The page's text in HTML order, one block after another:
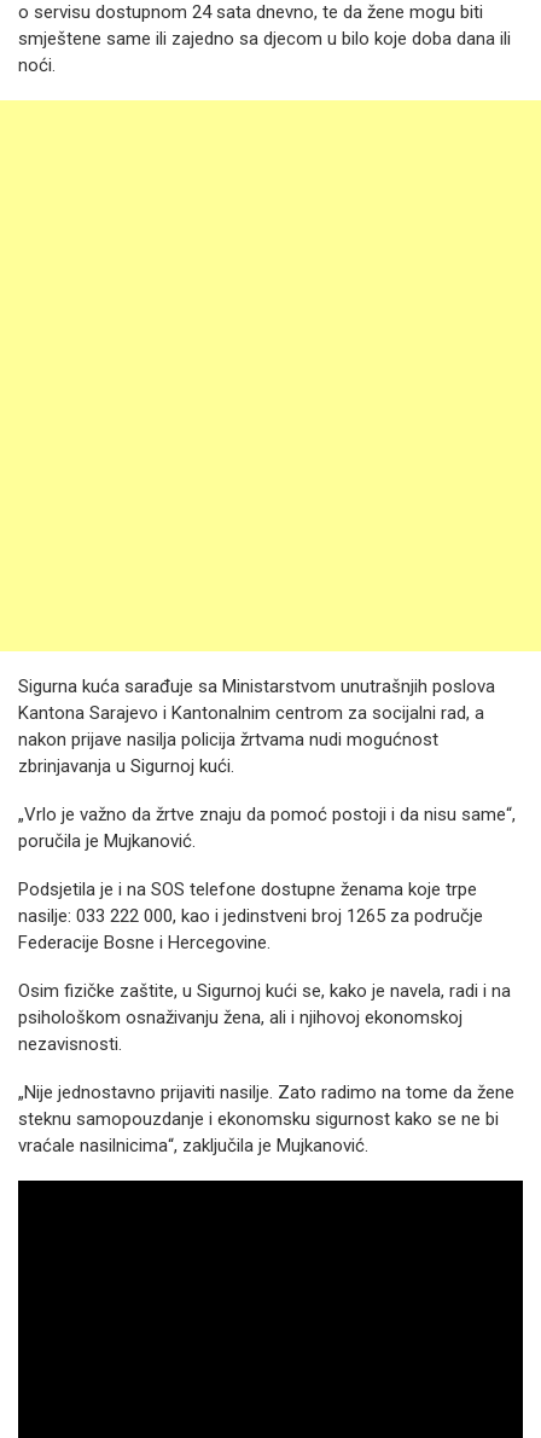
o servisu dostupnom 24 sata dnevno, te da žene mogu biti
smještene same ili zajedno sa djecom u bilo koje doba dana ili
noći.
Sigurna kuća sarađuje sa Ministarstvom unutrašnjih poslova
Kantona Sarajevo i Kantonalnim centrom za socijalni rad, a
nakon prijave nasilja policija žrtvama nudi mogućnost
zbrinjavanja u Sigurnoj kući.
„Vrlo je važno da žrtve znaju da pomoć postoji i da nisu same“,
poručila je Mujkanović.
Podsjetila je i na SOS telefone dostupne ženama koje trpe
nasilje: 033 222 000, kao i jedinstveni broj 1265 za područje
Federacije Bosne i Hercegovine.
Osim fizičke zaštite, u Sigurnoj kući se, kako je navela, radi i na
psihološkom osnaživanju žena, ali i njihovoj ekonomskoj
nezavisnosti.
„Nije jednostavno prijaviti nasilje. Zato radimo na tome da žene
steknu samopouzdanje i ekonomsku sigurnost kako se ne bi
vraćale nasilnicima“, zaključila je Mujkanović.